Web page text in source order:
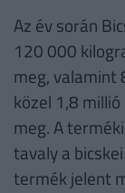
Az év során
120 000
meg, valamint
közel 1,8
meg. A
tavaly a
termék jelent